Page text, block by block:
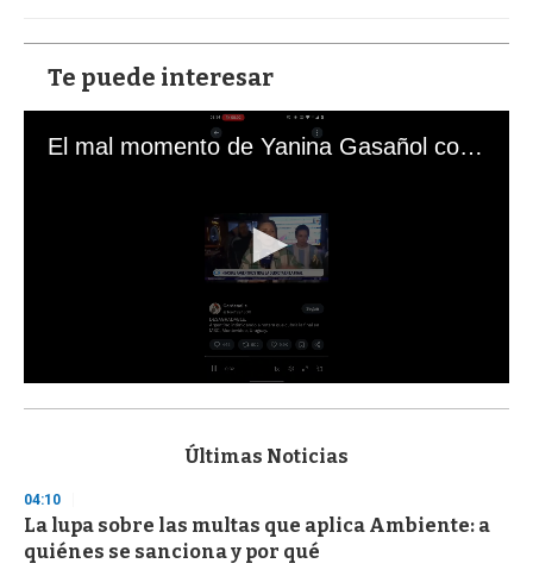
Te puede interesar
El mal momento de Yanina Gasañol con un hincha argentino en "Subrayado"
s
d
s
o
f
Últimas Noticias
04:10
La lupa sobre las multas que aplica Ambiente: a
quiénes se sanciona y por qué